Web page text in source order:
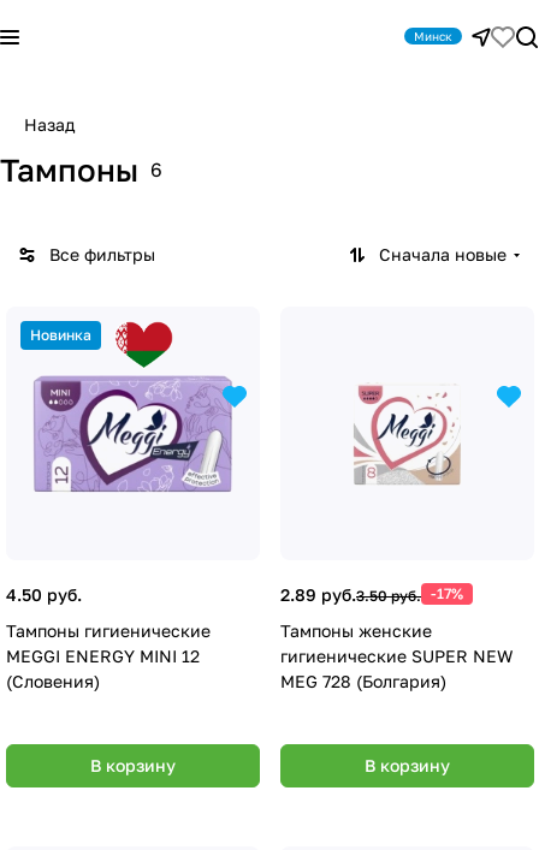
Минск
Назад
Тампоны 6
Все фильтры Сначала новые
Новинка
4.50 руб.
Тампоны гигиенические
MEGGI ENERGY MINI 12
(Словения)
В корзину
2.89 руб.3.50 руб. -17%
Тампоны женские
гигиенические SUPER NEW
MEG 728 (Болгария)
В корзину